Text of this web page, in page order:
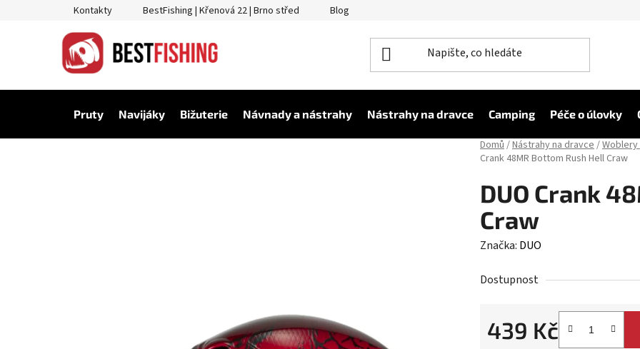
Kontakty BestFishing | Křenová 22 | Brno střed Blog
Pruty Navijáky Bižuterie Návnady a nástrahy Nástrahy na dravce Camping Péče o úlovky
Domů/Nástrahy na dravce/
Crank 48MR Bottom Rush Hell Craw
DUO Crank
Craw
Značka: DUO
Dostupnost
439 Kč